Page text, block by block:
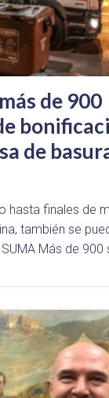
de 900
de
hasta finales de
también se
Más de 900